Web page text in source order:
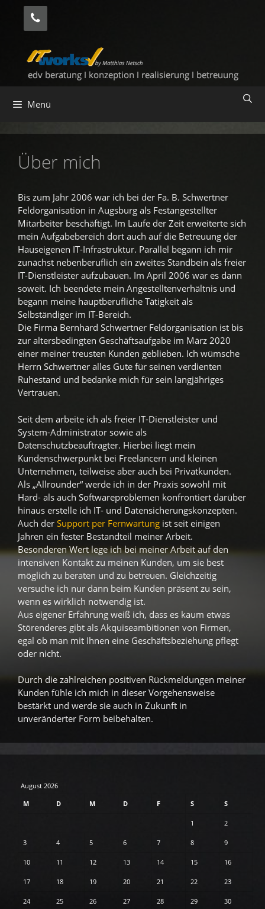
springen
Menü
Über mich
Bis zum Jahr 2006 war ich bei der Fa. B. Schwertner
Feldorganisation in Augsburg als Festangestellter
Mitarbeiter beschäftigt. Im Laufe der Zeit erweiterte sich
mein Aufgabebereich dort auch auf die Betreuung der
Hauseigenen IT-Infrastruktur. Parallel begann ich mir
zunächst nebenberuflich ein zweites Standbein als freier
IT-Dienstleister aufzubauen. Im April 2006 war es dann
soweit. Ich beendete mein Angestelltenverhältnis und
begann meine hauptberufliche Tätigkeit als
Selbständiger im IT-Bereich.
Die Firma Bernhard Schwertner Feldorganisation ist bis
zur altersbedingten Geschäftsaufgabe im März 2020
einer meiner treusten Kunden geblieben. Ich wümsche
Herrn Schwertner alles Gute für seinen verdienten
Ruhestand und bedanke mich für sein langjähriges
Vertrauen.
Seit dem arbeite ich als freier IT-Dienstleister und
System-Administrator sowie als
Datenschutzbeauftragter. Hierbei liegt mein
Kundenschwerpunkt bei Freelancern und kleinen
Unternehmen, teilweise aber auch bei Privatkunden.
Als „Allrounder“ werde ich in der Praxis sowohl mit
Hard- als auch Softwareproblemen konfrontiert darüber
hinaus erstelle ich IT- und Datensicherungskonzepten.
Auch der Support per Fernwartung ist seit einigen
Jahren ein fester Bestandteil meiner Arbeit.
Besonderen Wert lege ich bei meiner Arbeit auf den
intensiven Kontakt zu meinen Kunden, um sie best
möglich zu beraten und zu betreuen. Gleichzeitig
versuche ich nur dann beim Kunden präsent zu sein,
wenn es wirklich notwendig ist.
Aus eigener Erfahrung weiß ich, dass es kaum etwas
Störenderes gibt als Akquiseambitionen von Firmen,
egal ob man mit Ihnen eine Geschäftsbeziehung pflegt
oder nicht.
Durch die zahlreichen positiven Rückmeldungen meiner
Kunden fühle ich mich in dieser Vorgehensweise
bestärkt und werde sie auch in Zukunft in
unveränderter Form beibehalten.
August 2026
M
D M D F S S
1 2
3 4 5 6 7 8 9
10 11 12 13 14 15 16
17 18 19 20 21 22 23
24 25 26 27 28 29 30